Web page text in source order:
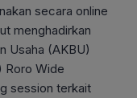
secara online
menghadirkan
Usaha (AKBU)
Roro Wide
session terkait